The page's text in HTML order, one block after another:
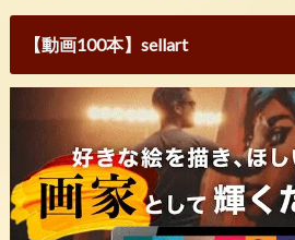
【動画100本】sellart